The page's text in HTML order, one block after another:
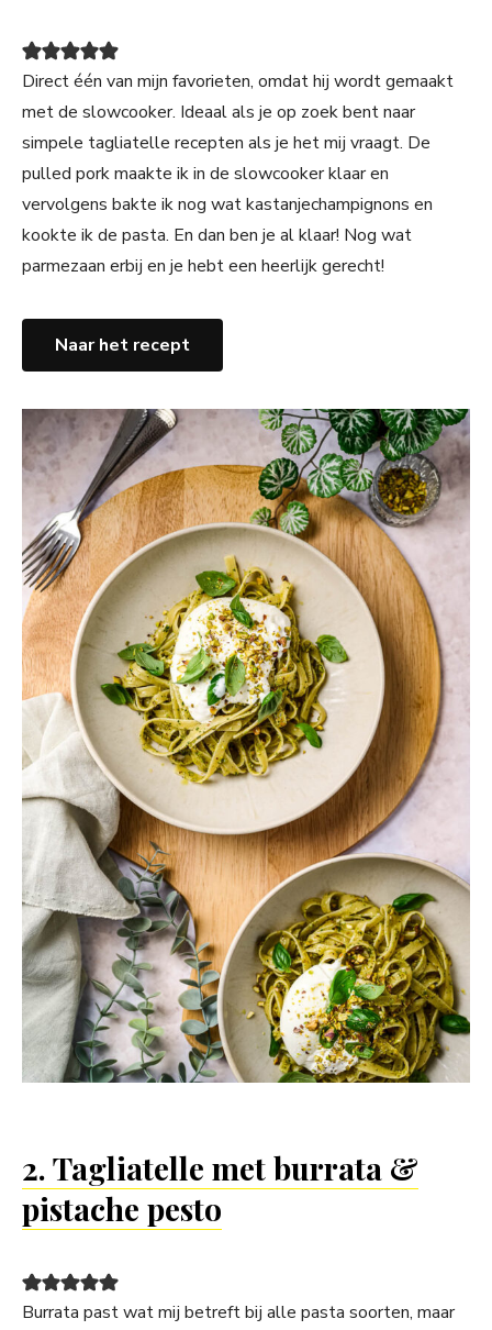
Direct één van mijn favorieten, omdat hij wordt gemaakt
met de slowcooker. Ideaal als je op zoek bent naar
simpele tagliatelle recepten als je het mij vraagt. De
pulled pork maakte ik in de slowcooker klaar en
vervolgens bakte ik nog wat kastanjechampignons en
kookte ik de pasta. En dan ben je al klaar! Nog wat
parmezaan erbij en je hebt een heerlijk gerecht!
Naar het recept
2. Tagliatelle met burrata &
pistache pesto
Burrata past wat mij betreft bij alle pasta soorten, maar